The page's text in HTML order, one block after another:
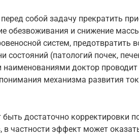
собой задачу прекратить
обезвоживания и снижение
систем, предотвратить
(патологий почек,
доктор
механизма развития
достаточно корректировки
частности эффект может